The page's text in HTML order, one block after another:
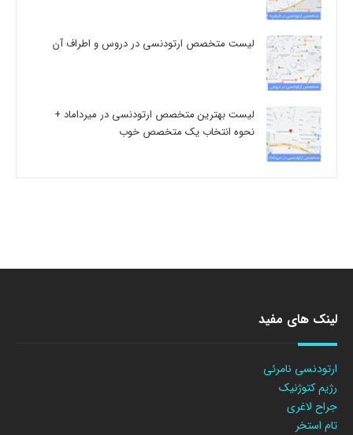
لیست متخصص ارتودنسی در دروس و اطراف آن
لیست بهترین متخصص ارتودنسی در میرداماد +
نحوه انتخاب یک متخصص خوب
لینک های مفید
ارتودنسی نامرئی
رژیم کتوژنیک
جراح لاغری
تام استخر